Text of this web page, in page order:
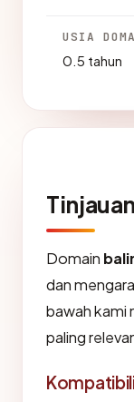
USIA
0.5 tahun
Domain
dan
bawah kami
paling